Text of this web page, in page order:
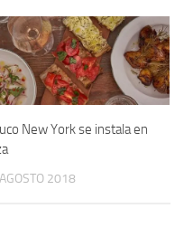
New York se instala en
2018